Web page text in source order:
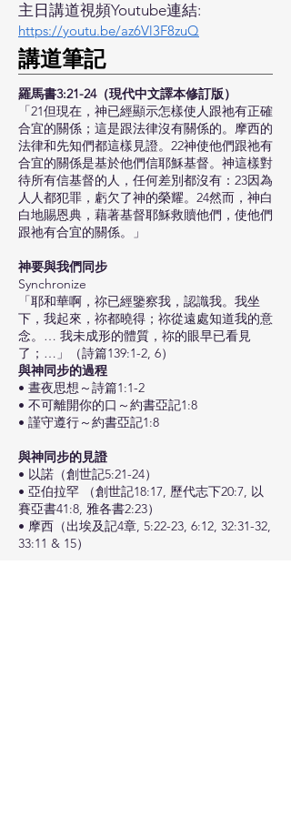
主日講道視頻Youtube連結:
https://youtu.be/az6Vl3F8zuQ
​講道筆記
羅馬書3:21-24（現代中文譯本修訂版）
「21但現在，神已經顯示怎樣使人跟祂有正確
合宜的關係；這是跟法律沒有關係的。摩西的
法律和先知們都這樣見證。22神使他們跟祂有
合宜的關係是基於他們信耶穌基督。神這樣對
待所有信基督的人，任何差別都沒有：23因為
人人都犯罪，虧欠了神的榮耀。24然而，神白
白地賜恩典，藉著基督耶穌救贖他們，使他們
跟祂有合宜的關係。」
神要與我們同步
Synchronize
「耶和華啊，祢已經鑒察我，認識我。我坐
下，我起來，祢都曉得；祢從遠處知道我的意
念。… 我未成形的體質，祢的眼早已看見
了；…」（詩篇139:1-2, 6）
與神同步的過程
• 晝夜思想～詩篇1:1-2
• 不可離開你的口～約書亞記1:8
• 謹守遵行～約書亞記1:8
與神同步的見證
• 以諾（創世記5:21-24）
• 亞伯拉罕 （創世記18:17, 歷代志下20:7, 以
賽亞書41:8, 雅各書2:23）
• 摩西（出埃及記4章, 5:22-23, 6:12, 32:31-32,
33:11 & 15）